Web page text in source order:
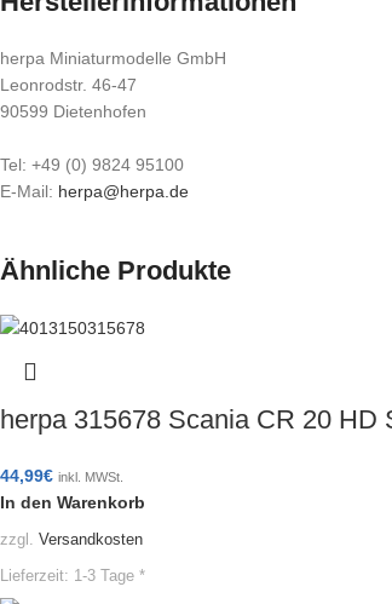
herpa Miniaturmodelle GmbH
Leonrodstr. 46-47
90599 Dietenhofen
Tel: +49 (0) 9824 95100
E-Mail: herpa@herpa.de
Ähnliche Produkte
herpa 315678 Scania CR 20
44,99€ inkl. MWSt.
In den Warenkorb
zzgl. Versandkosten
Lieferzeit: 1-3 Tage *